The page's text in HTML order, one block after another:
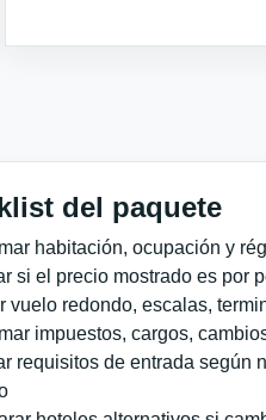
del paquete
habitación, ocupación y
si el precio mostrado es por
vuelo redondo, escalas,
impuestos, cargos,
requisitos de entrada según